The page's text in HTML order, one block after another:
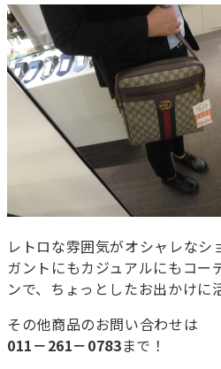
レトロな雰囲気がオシャレなシ
ガントにもカジュアルにもコー
ンで、ちょっとしたお出かけに
その他商品のお問い合わせは
011－261－0783まで！